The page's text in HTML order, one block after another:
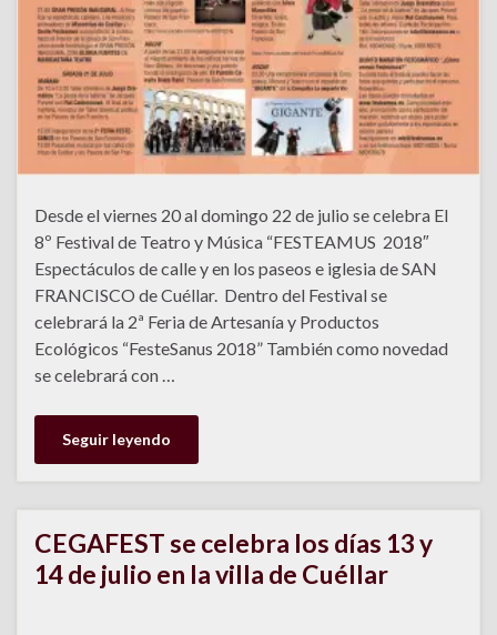
Desde el viernes 20 al domingo 22 de julio se celebra El
8º Festival de Teatro y Música “FESTEAMUS 2018″
Espectáculos de calle y en los paseos e iglesia de SAN
FRANCISCO de Cuéllar. Dentro del Festival se
celebrará la 2ª Feria de Artesanía y Productos
Ecológicos “FesteSanus 2018” También como novedad
se celebrará con …
Seguir leyendo
CEGAFEST se celebra los días 13 y
14 de julio en la villa de Cuéllar